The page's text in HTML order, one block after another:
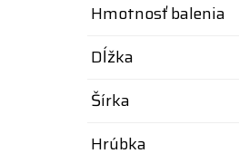
Hmotnosť balenia
Dĺžka
Šírka
Hrúbka